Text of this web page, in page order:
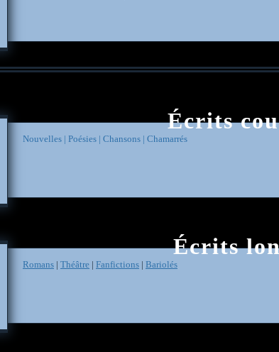
Écrits
Nouvelles | Poésies | Chansons | Chamarrés
Écrits
Romans | Théâtre | Fanfictions | Bariolés